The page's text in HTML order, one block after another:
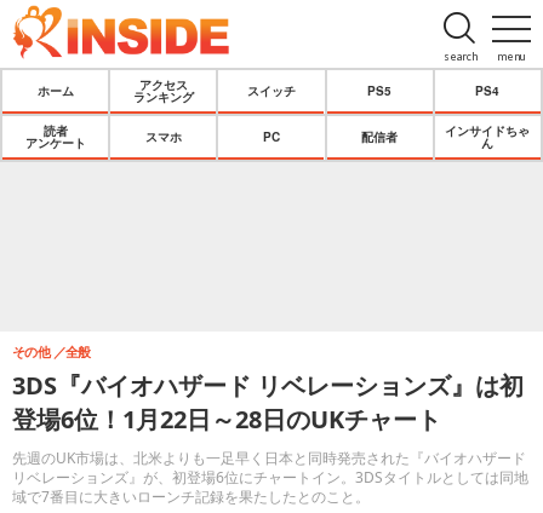
menu
search
ホーム
アクセス
ランキング
スイッチ PS5 PS4
読者
アンケート
スマホ PC 配信者
インサイドちゃ
ん
3DS『バイオハザード リベレーションズ』は初
登場6位！1月22日～28日のUKチャート
先週のUK市場は、北米よりも一足早く日本と同時発売された『バイオハザード
リベレーションズ』が、初登場6位にチャートイン。3DSタイトルとしては同地
域で7番目に大きいローンチ記録を果たしたとのこと。
その他 全般